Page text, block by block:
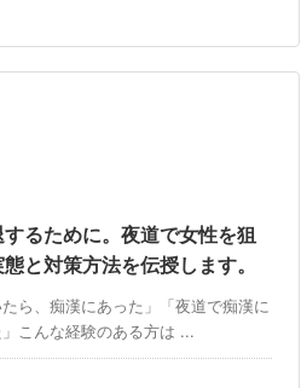
るために。夜道で女性を狙
と対策方法を伝授します。
たら、痴漢にあった」「夜道で痴漢に
こんな経験のある方は ...